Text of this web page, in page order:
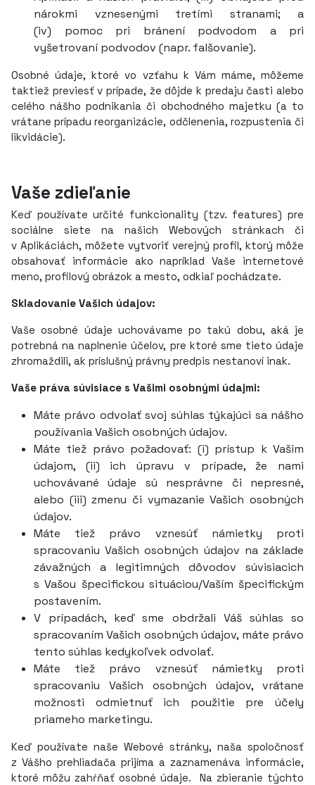
nárokmi vznesenými tretími stranami; a
(iv) pomoc pri bránení podvodom a pri
vyšetrovaní podvodov (napr. falšovanie).
Osobné údaje, ktoré vo vzťahu k Vám máme, môžeme
taktiež previesť v prípade, že dôjde k predaju časti alebo
celého nášho podnikania či obchodného majetku (a to
vrátane prípadu reorganizácie, odčlenenia, rozpustenia či
likvidácie).
Vaše zdieľanie
Keď používate určité funkcionality (tzv. features) pre
sociálne siete na našich Webových stránkach či
v Aplikáciách, môžete vytvoriť verejný profil, ktorý môže
obsahovať informácie ako napríklad Vaše internetové
meno, profilový obrázok a mesto, odkiaľ pochádzate.
Skladovanie Vašich údajov:
Vaše osobné údaje uchovávame po takú dobu, aká je
potrebná na naplnenie účelov, pre ktoré sme tieto údaje
zhromaždili, ak príslušný právny predpis nestanoví inak.
Vaše práva súvisiace s Vašimi osobnými údajmi:
Máte právo odvolať svoj súhlas týkajúci sa nášho
používania Vašich osobných údajov.
Máte tiež právo požadovať: (i) prístup k Vašim
údajom, (ii) ich úpravu v prípade, že nami
uchovávané údaje sú nesprávne či nepresné,
alebo (iii) zmenu či vymazanie Vašich osobných
údajov.
Máte tiež právo vznesúť námietky proti
spracovaniu Vašich osobných údajov na základe
závažných a legitimných dôvodov súvisiacich
s Vašou špecifickou situáciou/Vaším špecifickým
postavením.
V prípadách, keď sme obdržali Váš súhlas so
spracovaním Vašich osobných údajov, máte právo
tento súhlas kedykoľvek odvolať.
Máte tiež právo vznesúť námietky proti
spracovaniu Vašich osobných údajov, vrátane
možnosti odmietnuť ich použitie pre účely
priameho marketingu.
Keď používate naše Webové stránky, naša spoločnosť
z Vášho prehliadača prijíma a zaznamenáva informácie,
ktoré môžu zahŕňať osobné údaje. Na zbieranie týchto